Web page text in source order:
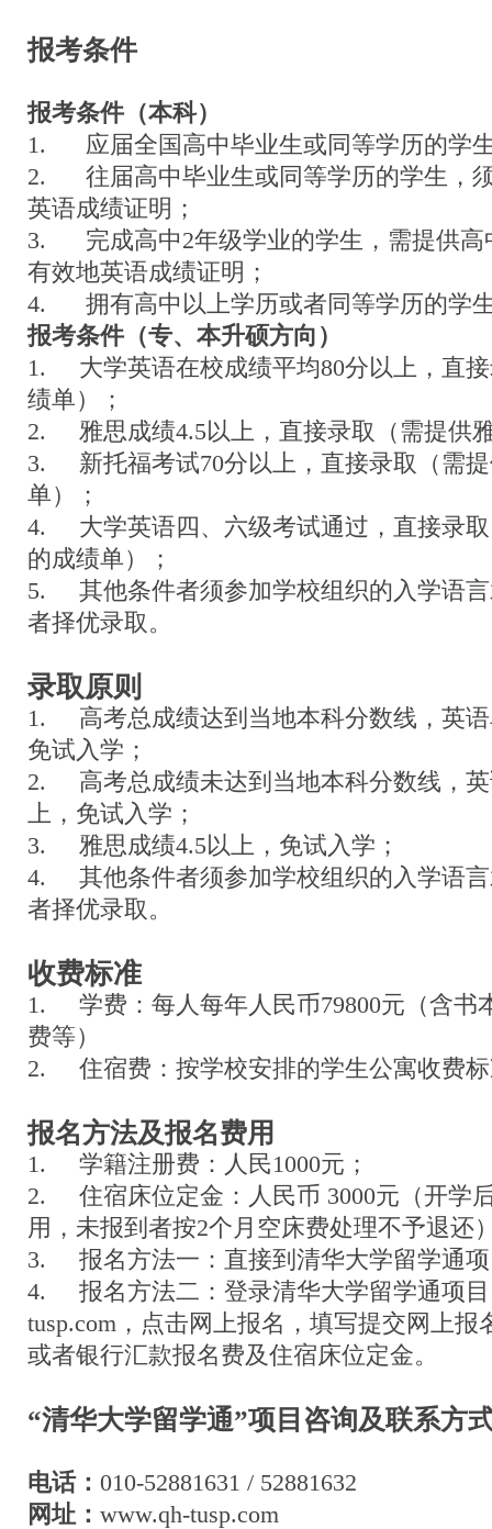
报考条件
报考条件（本科）
1. 应届全国高中毕业生或同等学历的学
2. 往届高中毕业生或同等学历的学生，
英语成绩证明；
3. 完成高中2年级学业的学生，需提供高
有效地英语成绩证明；
4. 拥有高中以上学历或者同等学历的学
报考条件（专、本升硕方向）
1. 大学英语在校成绩平均80分以上，直
绩单）；
2. 雅思成绩4.5以上，直接录取（需提供
3. 新托福考试70分以上，直接录取（需
单）；
4. 大学英语四、六级考试通过，直接录取
的成绩单）；
5. 其他条件者须参加学校组织的入学语言
者择优录取。
录取原则
1. 高考总成绩达到当地本科分数线，英语
免试入学；
2. 高考总成绩未达到当地本科分数线，英
上，免试入学；
3. 雅思成绩4.5以上，免试入学；
4. 其他条件者须参加学校组织的入学语言
者择优录取。
收费标准
1. 学费：每人每年人民币79800元（含书
费等）
2. 住宿费：按学校安排的学生公寓收费
报名方法及报名费用
1. 学籍注册费：人民1000元；
2. 住宿床位定金：人民币 3000元（开学
用，未报到者按2个月空床费处理不予退还
3. 报名方法一：直接到清华大学留学通项
4. 报名方法二：登录清华大学留学通项
tusp.com ，点击网上报名 ，填写提交网上
或者银行汇款报名费及住宿床位定金。
“清华大学留学通”项目咨询及联系方
电话： 010-52881631 / 52881632
网址： www.qh-tusp.com